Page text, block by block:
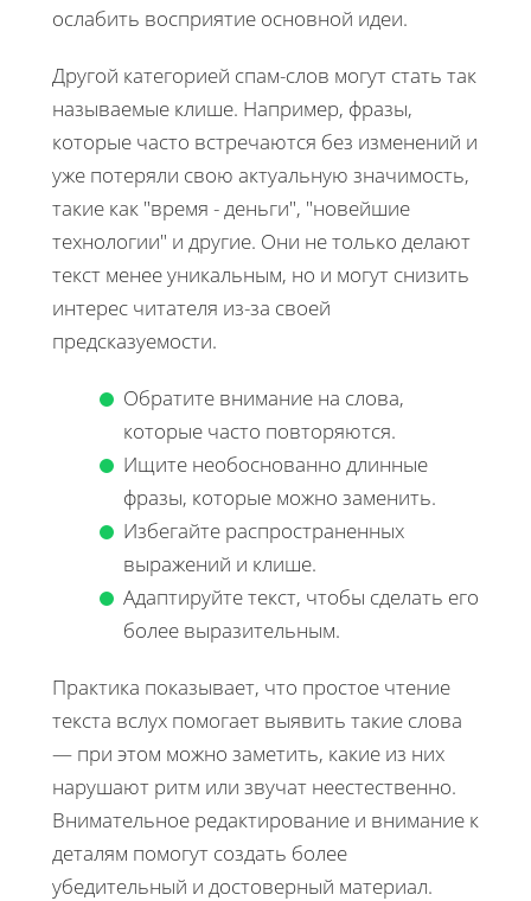
ослабить восприятие основной идеи.
Другой категорией спам-слов могут стать так
называемые клише. Например, фразы,
которые часто встречаются без изменений и
уже потеряли свою актуальную значимость,
такие как "время - деньги", "новейшие
технологии" и другие. Они не только делают
текст менее уникальным, но и могут снизить
интерес читателя из-за своей
предсказуемости.
Обратите внимание на слова,
которые часто повторяются.
Ищите необоснованно длинные
фразы, которые можно заменить.
Избегайте распространенных
выражений и клише.
Адаптируйте текст, чтобы сделать его
более выразительным.
Практика показывает, что простое чтение
текста вслух помогает выявить такие слова
— при этом можно заметить, какие из них
нарушают ритм или звучат неестественно.
Внимательное редактирование и внимание к
деталям помогут создать более
убедительный и достоверный материал.